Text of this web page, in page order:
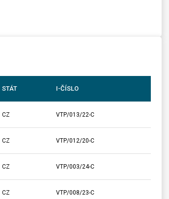
STÁT I-ČÍSLO
CZ VTP/013/22-C
CZ VTP/012/20-C
CZ VTP/003/24-C
CZ VTP/008/23-C